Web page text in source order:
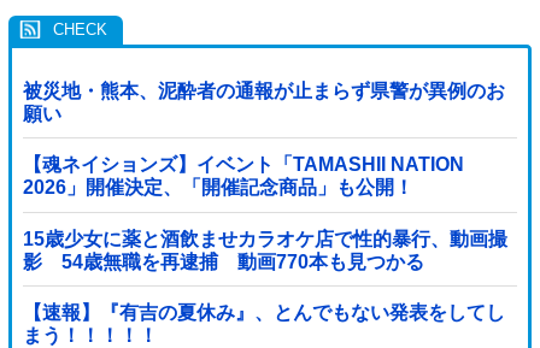
被災地・熊本、泥酔者の通報が止まらず県警が異例のお
願い
【魂ネイションズ】イベント「TAMASHII NATION
2026」開催決定、「開催記念商品」も公開！
15歳少女に薬と酒飲ませカラオケ店で性的暴行、動画撮
影 54歳無職を再逮捕 動画770本も見つかる
【速報】『有吉の夏休み』、とんでもない発表をしてし
まう！！！！！